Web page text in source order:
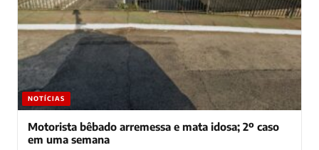
NOTÍCIAS
Motorista bêbado arremessa e mata idosa; 2º caso
em uma semana